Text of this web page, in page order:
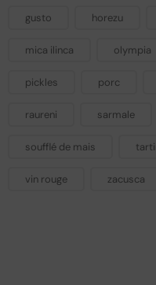
gusto horezu
mica ilinca olympia
pickles porc
raureni sarmale
soufflé de mais
vin rouge zacusca